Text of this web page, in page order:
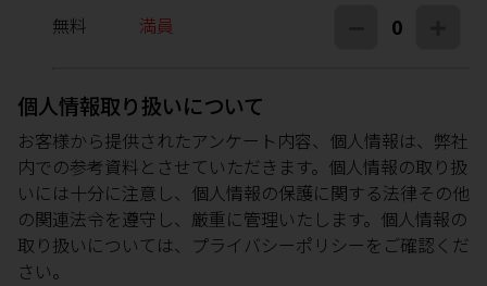
無料 満員 0
個人情報取り扱いについて
お客様から提供されたアンケート内容、個人情報は、弊社
内での参考資料とさせていただきます。個人情報の取り扱
いには十分に注意し、個人情報の保護に関する法律その他
の関連法令を遵守し、厳重に管理いたします。個人情報の
取り扱いについては、 プライバシーポリシーをご確認くだ
さい。